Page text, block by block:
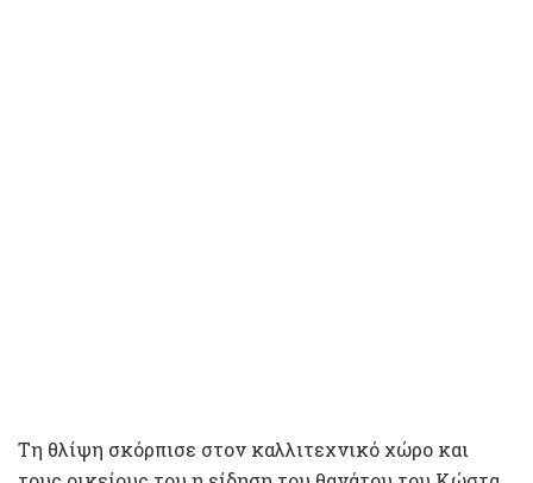
Τη θλίψη σκόρπισε στον καλλιτεχνικό χώρο και